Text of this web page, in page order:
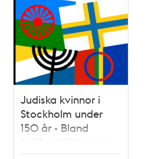
Judiska kvinnor i
Stockholm under
150 år - Bland
bröllopsklänningar,
begravningsvagnar